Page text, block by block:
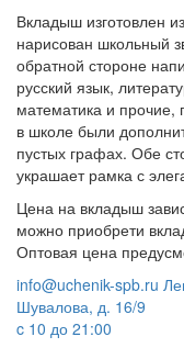
Вкладыш изготовлен
нарисован школьный
обратной стороне
русский язык,
математика и прочие,
в школе были
пустых графах. Обе
украшает рамка с
Цена на вкладыш
можно приобрети
Оптовая цена
info@uchenik-spb.ru
Шувалова, д. 16/9
c 10 до 21:00